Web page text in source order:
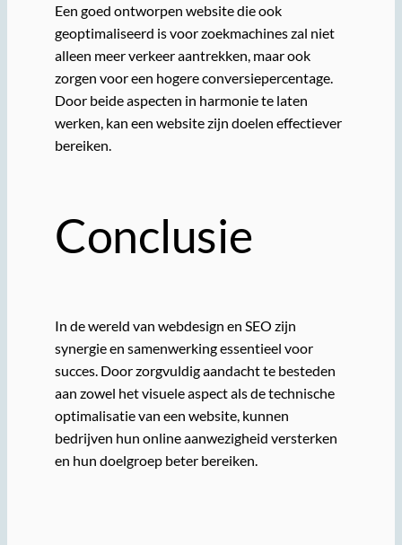
Een goed ontworpen website die ook
geoptimaliseerd is voor zoekmachines zal niet
alleen meer verkeer aantrekken, maar ook
zorgen voor een hogere conversiepercentage.
Door beide aspecten in harmonie te laten
werken, kan een website zijn doelen effectiever
bereiken.
Conclusie
In de wereld van webdesign en SEO zijn
synergie en samenwerking essentieel voor
succes. Door zorgvuldig aandacht te besteden
aan zowel het visuele aspect als de technische
optimalisatie van een website, kunnen
bedrijven hun online aanwezigheid versterken
en hun doelgroep beter bereiken.